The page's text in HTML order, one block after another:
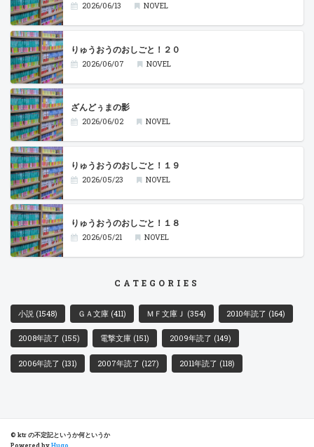
2026/06/13 NOVEL
りゅうおうのおしごと！２０
2026/06/07 NOVEL
ざんどぅまの影
2026/06/02 NOVEL
りゅうおうのおしごと！１９
2026/05/23 NOVEL
りゅうおうのおしごと！１８
2026/05/21 NOVEL
CATEGORIES
小説 (1548) ＧＡ文庫 (411) ＭＦ文庫Ｊ (354) 2010年読了 (164)
2008年読了 (155) 電撃文庫 (151) 2009年読了 (149)
2006年読了 (131) 2007年読了 (127) 2011年読了 (118)
© ktr の不定記というか何というか
Powered byHugo